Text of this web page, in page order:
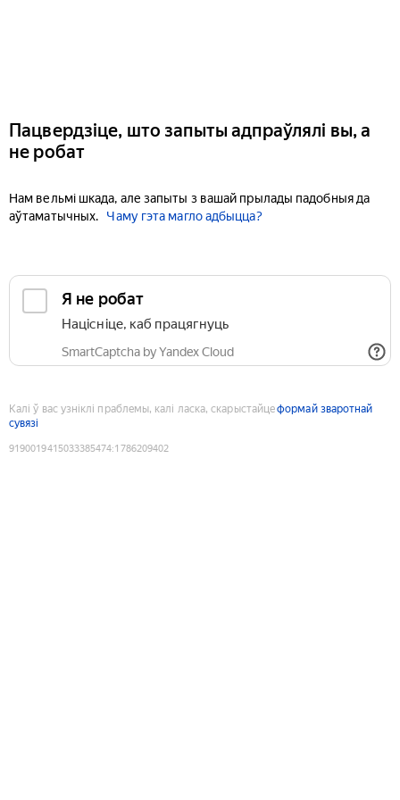
Пацвердзіце, што запыты адпраўлялі вы, а
не робат
Нам вельмі шкада, але запыты з вашай прылады падобныя да
аўтаматычных.
Чаму гэта магло адбыцца?
Я не робат
Націсніце, каб працягнуць
SmartCaptcha by Yandex Cloud
Калі ў вас узніклі праблемы, калі ласка, скарыстайцеформай зваротнай
сувязі
9190019415033385474:1786209402